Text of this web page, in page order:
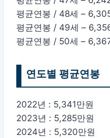
평균연봉 / 48세 –
평균연봉 / 49세 –
평균연봉 / 50세 –
연도별 평균연봉
2022년 : 5,341만원
2023년 : 5,285만원
2024년 : 5,320만원